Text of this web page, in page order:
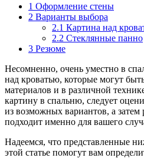
1 Оформление стены
2 Варианты выбора
2.1 Картина над
2.2 Стеклянные панно
3 Резюме
Несомненно, очень уместно в
над кроватью, которые могут
материалов и в различной
картину в спальню, следует
из возможных вариантов, а затем
подходит именно для вашего
Надеемся, что представленные
этой статье помогут вам